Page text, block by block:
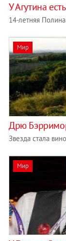
У Агутина
14-летняя Полина
Мир
Дрю
Звезда стала
Мир